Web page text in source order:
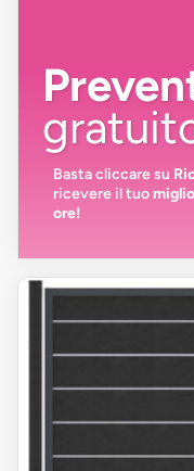
Basta cliccare su
ricevere il tuo
ore!